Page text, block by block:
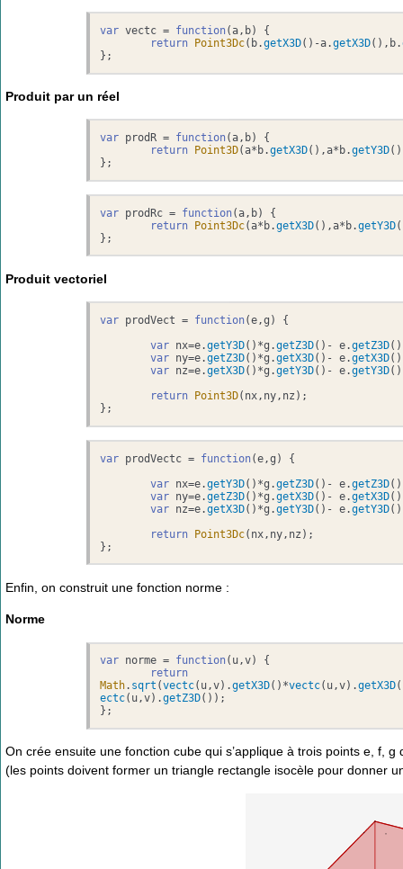
var vectc = function(a,b) {
return Point3Dc(b.getX3D()-a.getX3D(),b.
};
Produit par un réel
var prodR = function(a,b) {
return
Point3D(a*b.getX3D(),a*b.getY3D
};
var prodRc = function(a,b) {
return Point3Dc(a*b.getX3D(),a*b.getY3D
};
Produit vectoriel
var prodVect = function(e,g ) {
var nx=e.getY3D()*g.getZ3D()- e.getZ3D
var ny=e.getZ3D()*g.getX3D()- e.getX3D
var nz=e.getX3D()*g.getY3D()- e.getY3D
return
Point3D(nx,ny,nz);
};
var prodVectc = function(e,g ) {
var nx=e.getY3D()*g.getZ3D()- e.getZ3D
var ny=e.getZ3D()*g.getX3D()- e.getX3D
var nz=e.getX3D()*g.getY3D()- e.getY3D
return Point3Dc(nx,ny,nz);
};
Enfin, on construit une fonction norme :
Norme
var norme = function( u,v) {
return
Math. sqrt (vectc(u,v).getX3D()*vectc(u,v).getX3D
ectc(u,v).getZ3D());
};
On crée ensuite une fonction cube qui s’applique à trois points e, f, g
(les points doivent former un triangle rectangle isocèle pour donner